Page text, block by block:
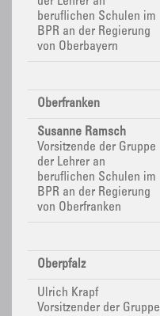
beruflichen Schulen im
BPR an der Regierung
von Oberbayern
Oberfranken
Susanne Ramsch
Vorsitzende der Gruppe
der Lehrer an
beruflichen Schulen im
BPR an der Regierung
von Oberfranken
Oberpfalz
Ulrich Krapf
Vorsitzender der Gruppe